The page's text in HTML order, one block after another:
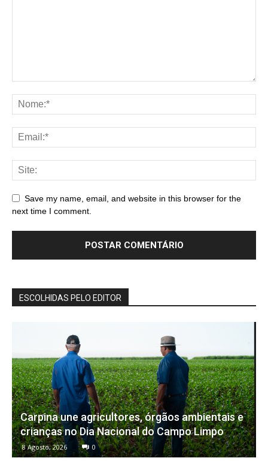
Save my name, email, and website in this browser for the
next time I comment.
ESCOLHIDAS PELO EDITOR
Carpina une agricultores, órgãos ambientais e
crianças no Dia Nacional do Campo Limpo
8 Agosto, 2026 0